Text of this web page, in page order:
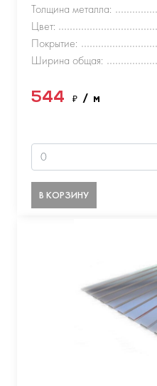
Толщина металла:
Цвет:
Покрытие:
Ширина общая:
544 ₽ / м
В КОРЗИНУ